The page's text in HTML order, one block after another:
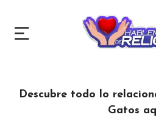
Descubre todo lo
Gatos